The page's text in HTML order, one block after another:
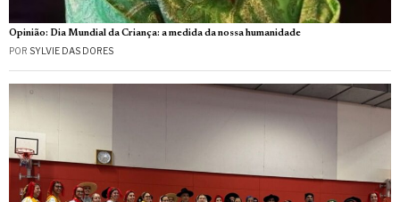
Opinião: Dia Mundial da Criança: a medida da nossa humanidade
POR SYLVIE DAS DORES